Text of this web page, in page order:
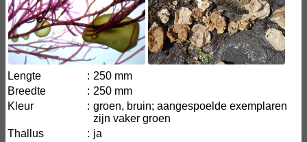
Lengte : 250 mm
Breedte
: 250 mm
Kleur
: groen, bruin; aangespoelde exemplaren
zijn vaker groen
Thallus
: ja